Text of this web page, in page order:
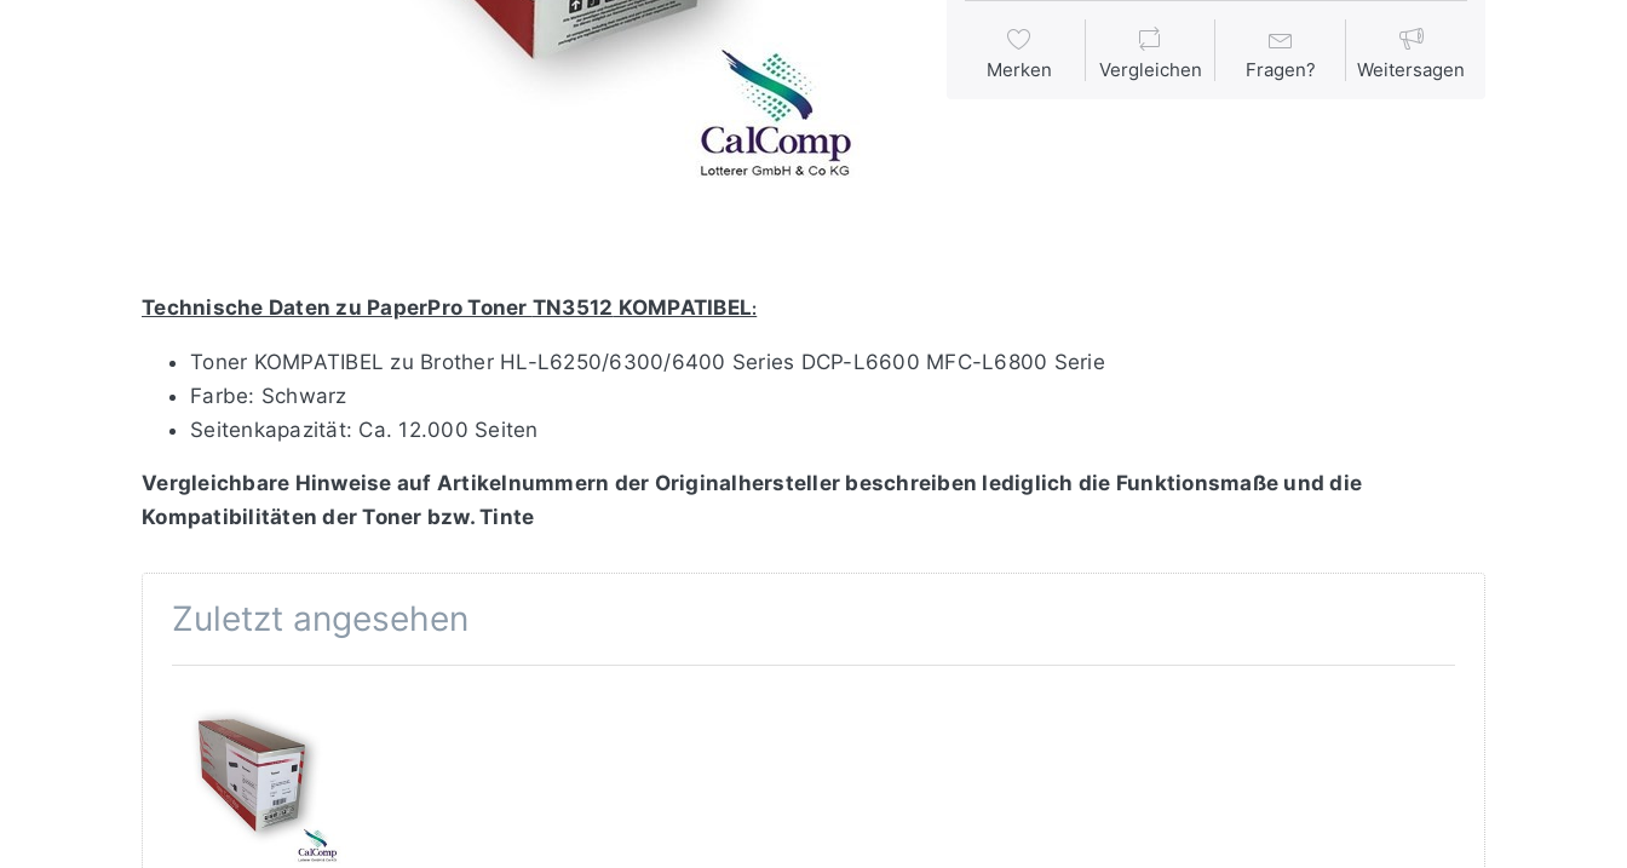
Merken Vergleichen Fragen? Weitersagen
Technische Daten zu PaperPro Toner TN3512 KOMPATIBEL:
Toner KOMPATIBEL zu Brother HL-L6250/6300/6400 Series DCP-L6600 MFC-L6800 Serie
Farbe: Schwarz
Seitenkapazität: Ca. 12.000 Seiten
Vergleichbare Hinweise auf Artikelnummern der Originalhersteller beschreiben lediglich die Funktionsmaße und die
Kompatibilitäten der Toner bzw. Tinte
Zuletzt angesehen